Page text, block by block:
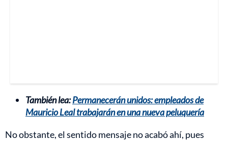
También lea:Permanecerán unidos: empleados de
Mauricio Leal trabajarán en una nueva peluquería
No obstante, el sentido mensaje no acabó ahí, pues